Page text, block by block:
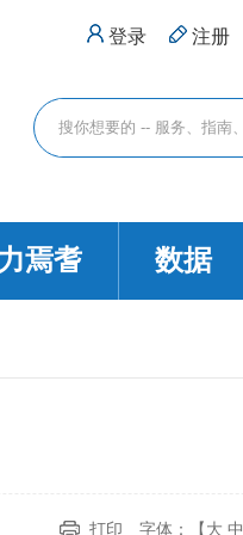
登录 注册
焉耆 数据
打印 字体：【 大 中